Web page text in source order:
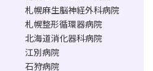
札幌麻生脳神経外科病院
札幌整形循環器病院
北海道消化器科病院
江別病院
石狩病院